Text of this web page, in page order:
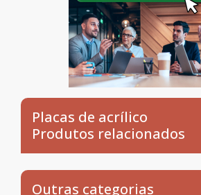
Placas de acrílico
Produtos relacionados
Outras categorias